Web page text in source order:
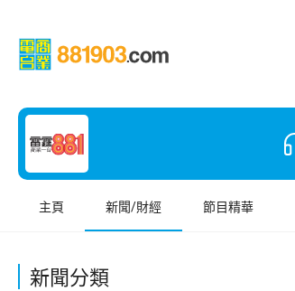
主頁 新聞/財經 節目精華
新聞分類